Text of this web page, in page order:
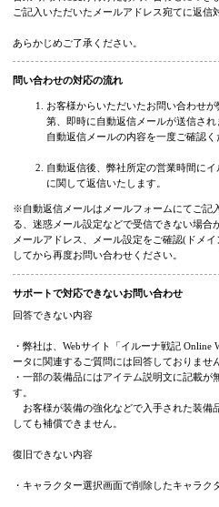
お問い合わせは24時間投稿可能ですが、
ご記入いただいたメールアドレス宛てに返
あらかじめご了承ください。
お客様からいただいたお問い合わ
自動返信メールの内容を一度ご確
自動返信後、弊社所定の営業時間
※自動返信メールはメールフォームにて
る、迷惑メール設定などで受信できない場
してから再度お問い合わせください。
サポートで対応できないお問い合わせ
回答できない内容
ータに関連するご質問には回答しておりま
す。